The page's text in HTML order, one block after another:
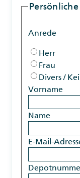
Anrede
Herr
Frau
Divers /
Vorname
Name
E-Mail-